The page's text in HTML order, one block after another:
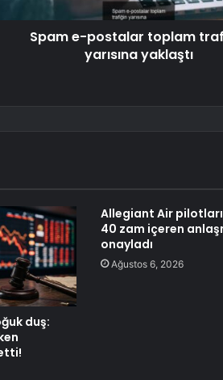
Spam e-postalar toplam
yarısına yaklaştı
duş:
Allegiant Air
40 zam içeren
onayladı
Ağustos 6, 2026